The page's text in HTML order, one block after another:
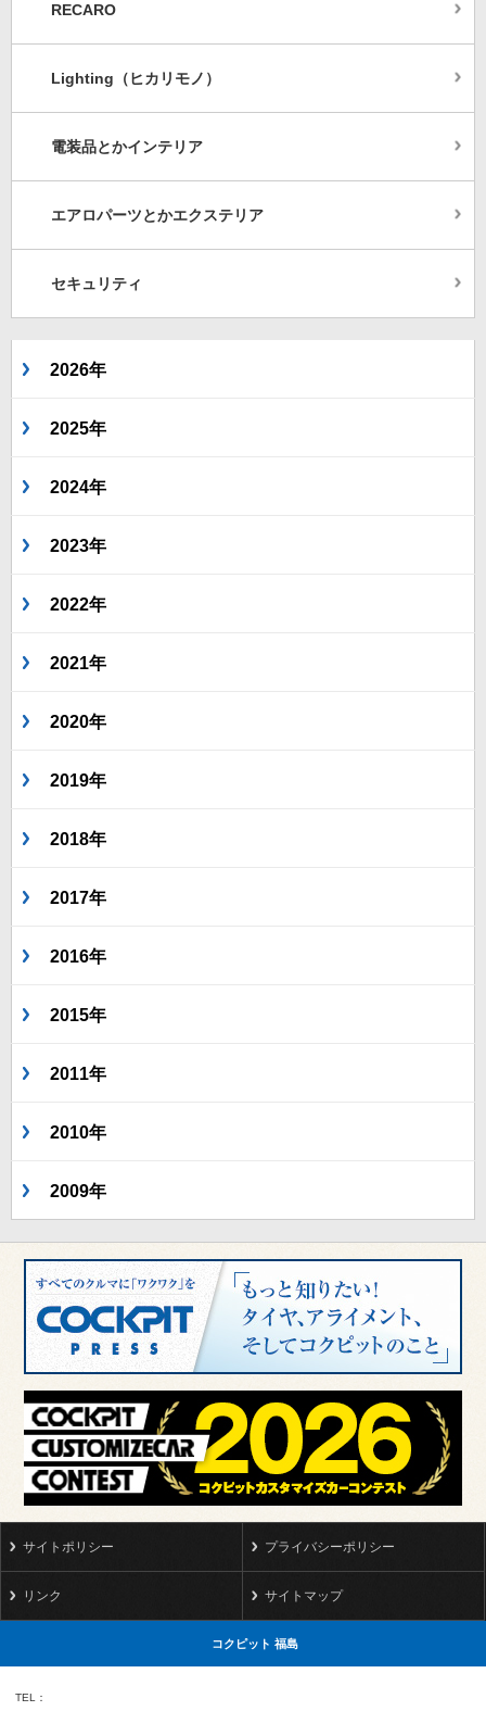
RECARO
Lighting（ヒカリモノ）
電装品とかインテリア
エアロパーツとかエクステリア
セキュリティ
2026年
2025年
2024年
2023年
2022年
2021年
2020年
2019年
2018年
2017年
2016年
2015年
2011年
2010年
2009年
サイトポリシー プライバシーポリシー
リンク サイトマップ
コクピット 福島
TEL